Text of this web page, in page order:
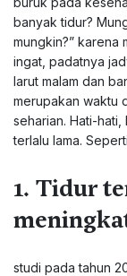
banyak tidur?
mungkin?” karena
ingat, padatnya
larut malam dan
merupakan waktu
seharian. Hati-
terlalu lama.
1. Tidur
studi pada tahun